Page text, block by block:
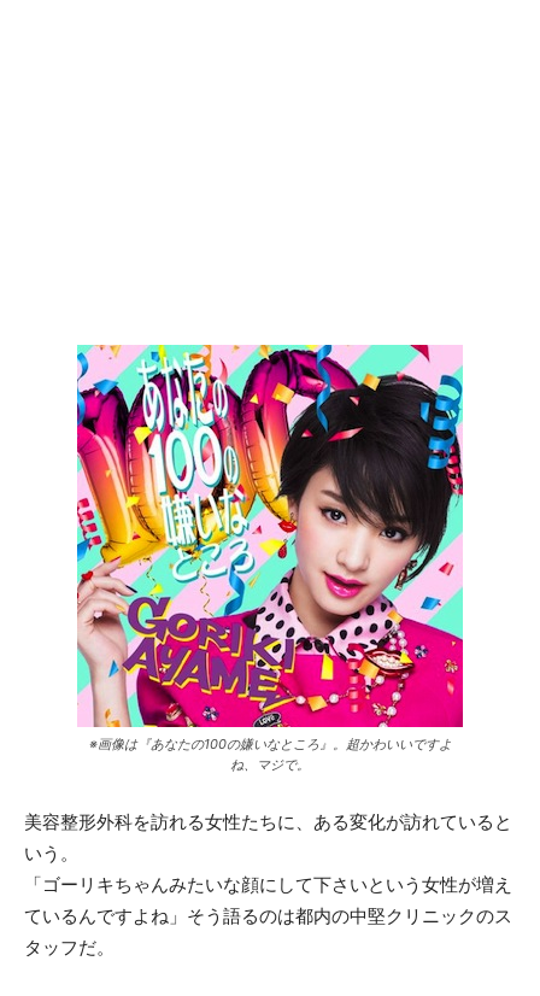
※画像は『あなたの100の嫌いなところ』。超かわいいですよ
ね、マジで。
美容整形外科を訪れる女性たちに、ある変化が訪れていると
いう。
「ゴーリキちゃんみたいな顔にして下さいという女性が増え
ているんですよね」そう語るのは都内の中堅クリニックのス
タッフだ。